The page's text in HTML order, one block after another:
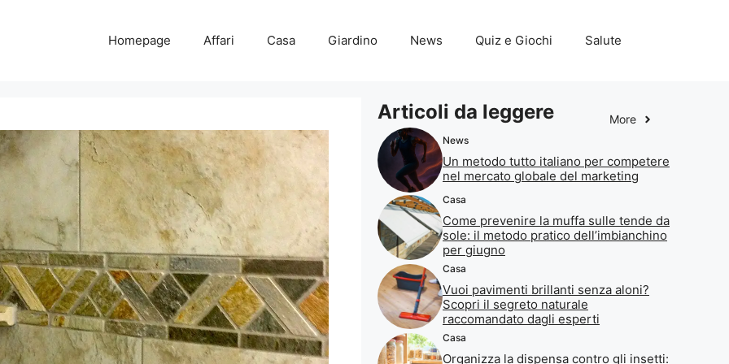
Homepage Affari Casa Giardino News Quiz e Giochi Salute
Articoli da leggere More
News
Un metodo tutto italiano per competere
nel mercato globale del marketing
Casa
Come prevenire la muffa sulle tende da
sole: il metodo pratico dell’imbianchino
per giugno
Casa
Vuoi pavimenti brillanti senza aloni?
Scopri il segreto naturale
raccomandato dagli esperti
Casa
Organizza la dispensa contro gli insetti: